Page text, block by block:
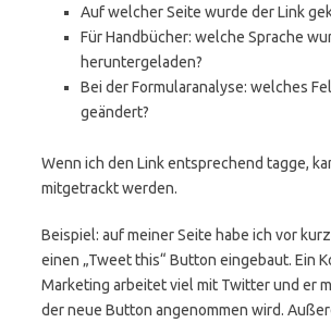
Auf welcher Seite wurde der Link
Für Handbücher: welche Sprache
heruntergeladen?
Bei der Formularanalyse: welches
geändert?
Wenn ich den Link entsprechend tagge,
mitgetrackt werden.
Beispiel: auf meiner Seite habe ich vor
einen „Tweet this“ Button eingebaut. Ein
Marketing arbeitet viel mit Twitter und er
der neue Button angenommen wird.